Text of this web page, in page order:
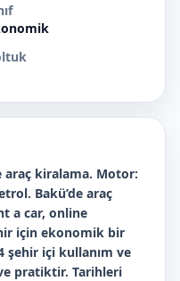
araç kiralama. Motor:
Bakü’de araç
a car, online
için ekonomik bir
şehir içi kullanım ve
pratiktir. Tarihleri